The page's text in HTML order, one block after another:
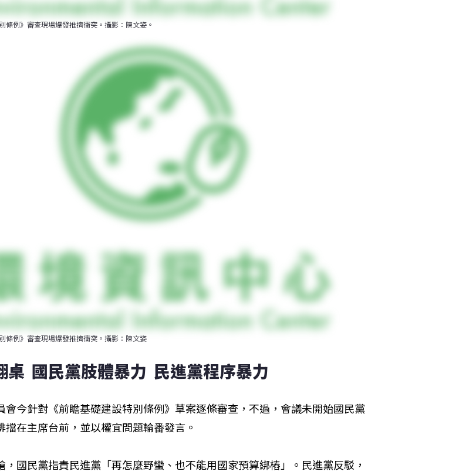
條例》審查現場爆發推擠衝突。攝影：陳文姿。
條例》審查現場爆發推擠衝突。攝影：陳文姿
國民黨肢體暴力  民進黨程序暴力
會今針對《前瞻基礎建設特別條例》草案逐條審查，不過，會議未開始國民黨
擋在主席台前，並以權宜問題輪番發言。
，國民黨指責民進黨「再怎麼野蠻、也不能用國家預算綁樁」。民進黨反駁，